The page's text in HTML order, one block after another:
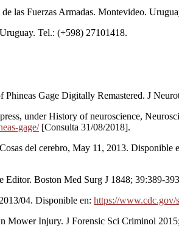
las Fuerzas Armadas. Montevideo.
Tel.: (+598) 27101418.
Gage Digitally Remastered. J
under History of neuroscience,
gage/[Consulta 31/08/2018].
del cerebro, May 11, 2013. Disponible
Editor. Boston Med Surg J 1848; 39:389-
04. Disponible en: https://www.cdc.gov/
Mower Injury. J Forensic Sci Criminol